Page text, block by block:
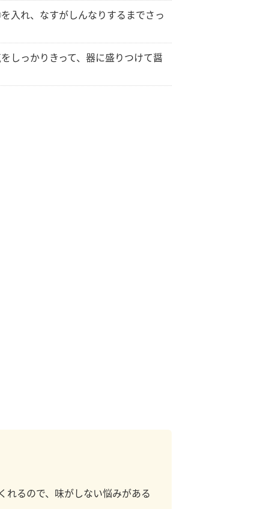
入れ、なすがしんなりするまでさっ
しっかりきって、器に盛りつけて醤
れるので、味がしない悩みがある